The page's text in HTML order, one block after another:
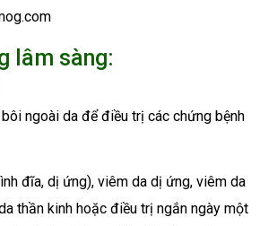
lâm sàng:
ngoài da để điều trị các chứng bệnh
đĩa, dị ứng), viêm da dị ứng, viêm da
thần kinh hoặc điều trị ngắn ngày một